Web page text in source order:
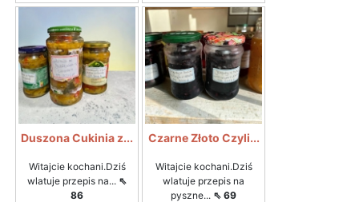
Duszona Cukinia z...
Witajcie kochani.Dziś
wlatuje przepis na... ⇖
86
Czarne Złoto Czyli...
Witajcie kochani.Dziś
wlatuje przepis na
pyszne... ⇖ 69